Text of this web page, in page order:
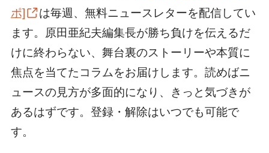
ポ]
は毎週、無料ニュースレターを配信してい
ます。原田亜紀夫編集長が勝ち負けを伝えるだ
けに終わらない、舞台裏のストーリーや本質に
焦点を当てたコラムをお届けします。読めばニ
ュースの見方が多面的になり、きっと気づきが
あるはずです。登録・解除はいつでも可能で
す。